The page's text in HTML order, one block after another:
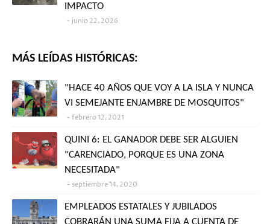
IMPACTO
junio 22, 2026
MÁS LEÍDAS HISTÓRICAS:
"HACE 40 AÑOS QUE VOY A LA ISLA Y NUNCA
VI SEMEJANTE ENJAMBRE DE MOSQUITOS"
febrero 12, 2021
QUINI 6: EL GANADOR DEBE SER ALGUIEN
"CARENCIADO, PORQUE ES UNA ZONA
NECESITADA"
septiembre 14, 2020
EMPLEADOS ESTATALES Y JUBILADOS
COBRARÁN UNA SUMA FIJA A CUENTA DE